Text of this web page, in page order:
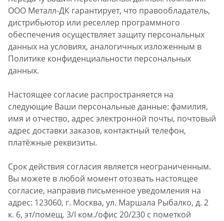
ООО Металл-ДК гарантирует, что правообладатель,
дистрибьютор или реселлер программного
обеспечения осуществляет защиту персональных
данных на условиях, аналогичных изложенным в
Политике конфиденциальности персональных
данных.
Настоящее согласие распространяется на
следующие Ваши персональные данные: фамилия,
имя и отчество, адрес электронной почты, почтовый
адрес доставки заказов, контактный телефон,
платёжные реквизиты.
Срок действия согласия является неограниченным.
Вы можете в любой момент отозвать настоящее
согласие, направив письменное уведомления на
адрес: 123060, г. Москва, ул. Маршала Рыбалко, д. 2
к. 6, эт/помещ. 3/I ком./офис 20/230 с пометкой